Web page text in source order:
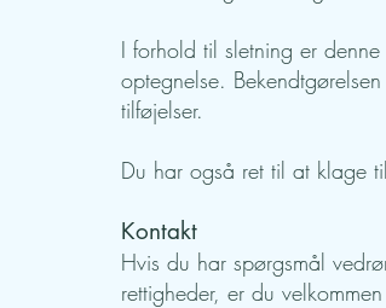
I forhold til sletning er
optegnelse.
tilføjelser.
Du har også ret til at klage
Kontakt
Hvis du har spørgsmål
rettigheder, er du